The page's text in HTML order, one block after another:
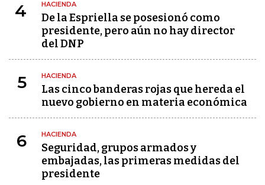
4 HACIENDA
De la Espriella se posesionó como
presidente, pero aún no hay director
del DNP
5 HACIENDA
Las cinco banderas rojas que hereda el
nuevo gobierno en materia económica
6 HACIENDA
Seguridad, grupos armados y
embajadas, las primeras medidas del
presidente